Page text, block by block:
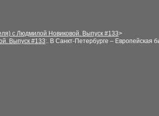
с Людмилой Новиковой. Выпуск #133>
Выпуск #133:. В Санкт-Петербурге – Европейская